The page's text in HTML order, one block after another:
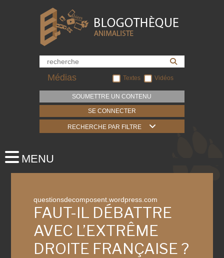
Médias Textes Vidéos
SOUMETTRE UN CONTENU
SE CONNECTER
RECHERCHE PAR FILTRE
questionsdecomposent.wordpress.com
FAUT-IL DÉBATTRE
AVEC L’EXTRÊME
DROITE FRANÇAISE ?